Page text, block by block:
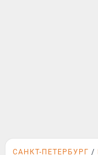
САНКТ-ПЕТЕРБУРГ